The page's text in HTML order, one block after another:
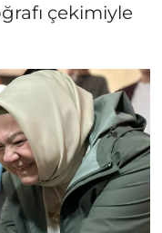
çekimiyle